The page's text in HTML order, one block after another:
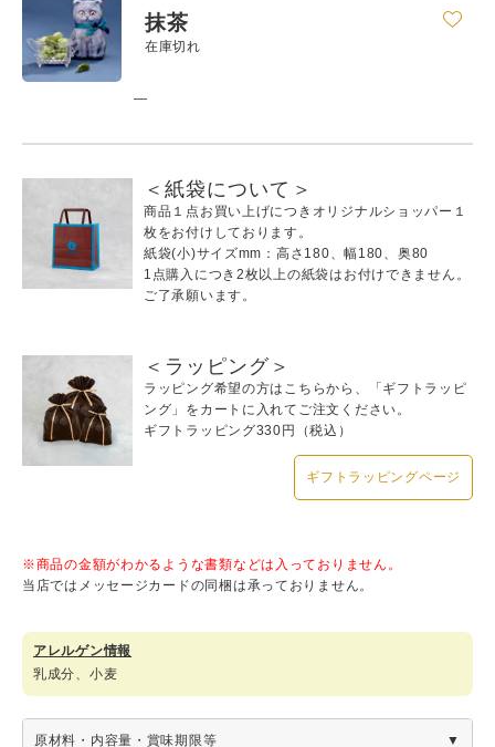
抹茶
在庫切れ
—
＜紙袋について＞
商品１点お買い上げにつきオリジナルショッパー１
枚をお付けしております。
紙袋(小)サイズmm：高さ180、幅180、奥80
1点購入につき2枚以上の紙袋はお付けできません。
ご了承願います。
＜ラッピング＞
ラッピング希望の方はこちらから、「ギフトラッピ
ング」をカートに入れてご注文ください。
ギフトラッピング330円（税込）
ギフトラッピングページ
※商品の金額がわかるような書類などは入っておりません。
当店ではメッセージカードの同梱は承っておりません。
アレルゲン情報
乳成分、小麦
原材料・内容量・賞味期限等